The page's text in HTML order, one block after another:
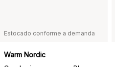
Estocado conforme a demanda
Warm Nordic